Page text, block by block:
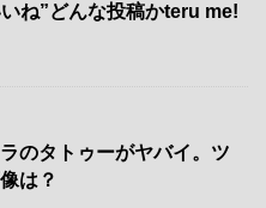
ね”どんな投稿かteru me!
のタトゥーがヤバイ。ツ
は？